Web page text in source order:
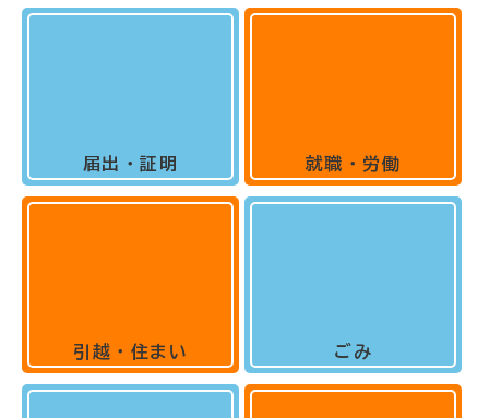
届出・証明
引越・住まい
就職・労働
ごみ